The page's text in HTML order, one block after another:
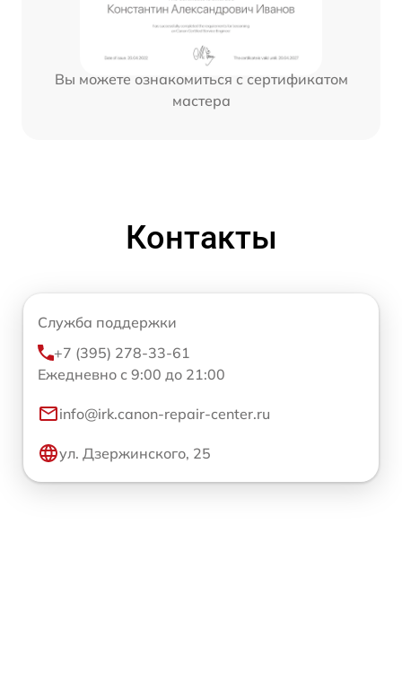
Вы можете ознакомиться с сертификатом
мастера
Контакты
Служба поддержки
+7 (395) 278-33-61
Ежедневно с 9:00 до 21:00
info@irk.canon-repair-center.ru
ул. Дзержинского, 25